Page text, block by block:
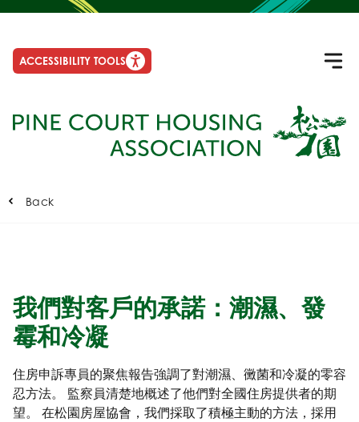
ACCESSIBILITY TOOLS
Back
我們對客戶的承諾：潮濕、發
霉和冷凝
住房申訴專員的聚焦報告強調了對潮濕、黴菌和冷凝的零容
忍方法。 監察員清楚地概述了他們對全國住房提供者的期
望。 在松園房屋協會，我們採取了積極主動的方法，採用